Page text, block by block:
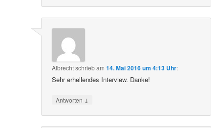
Albrechtschriebam14. Mai 2016 um 4:13 Uhr:
Sehr erhellendes Interview. Danke!
Antworten ↓